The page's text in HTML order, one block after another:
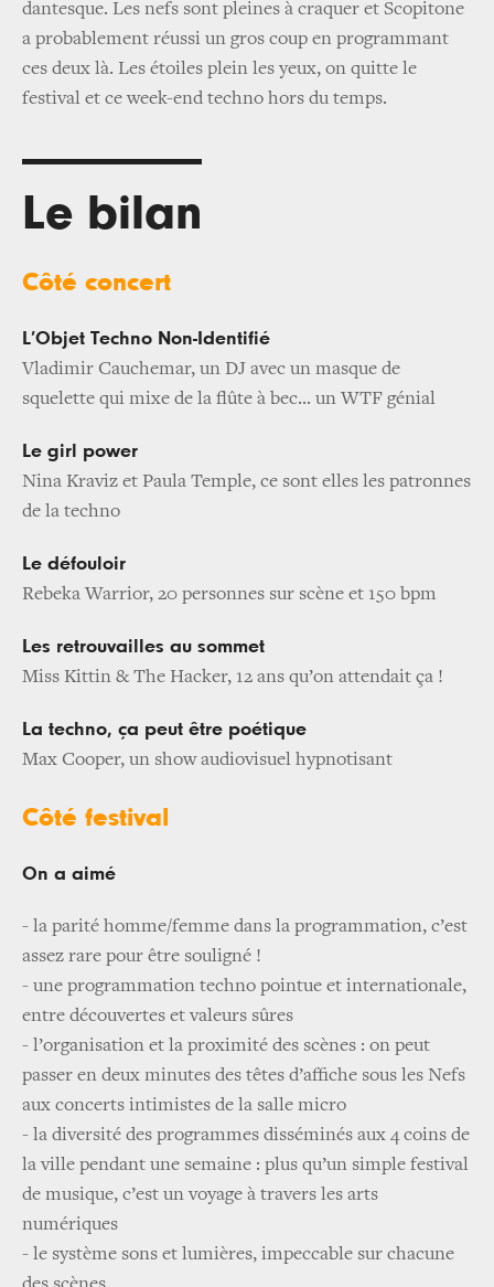
dantesque. Les nefs sont pleines à craquer et Scopitone
a probablement réussi un gros coup en programmant
ces deux là. Les étoiles plein les yeux, on quitte le
festival et ce week-end techno hors du temps.
Le bilan
Côté concert
L’Objet Techno Non-Identifié
Vladimir Cauchemar, un DJ avec un masque de
squelette qui mixe de la flûte à bec... un WTF génial
Le girl power
Nina Kraviz et Paula Temple, ce sont elles les patronnes
de la techno
Le défouloir
Rebeka Warrior, 20 personnes sur scène et 150 bpm
Les retrouvailles au sommet
Miss Kittin & The Hacker, 12 ans qu’on attendait ça !
La techno, ça peut être poétique
Max Cooper, un show audiovisuel hypnotisant
Côté festival
On a aimé
- la parité homme/femme dans la programmation, c’est
assez rare pour être souligné !
- une programmation techno pointue et internationale,
entre découvertes et valeurs sûres
- l’organisation et la proximité des scènes : on peut
passer en deux minutes des têtes d’affiche sous les Nefs
aux concerts intimistes de la salle micro
- la diversité des programmes disséminés aux 4 coins de
la ville pendant une semaine : plus qu’un simple festival
de musique, c’est un voyage à travers les arts
numériques
- le système sons et lumières, impeccable sur chacune